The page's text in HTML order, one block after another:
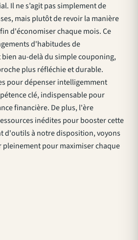
Il ne s’agit pas simplement de
mais plutôt de revoir la manière
d'économiser chaque mois. Ce
d'habitudes de
au-delà du simple couponing,
plus réfléchie et durable.
pour dépenser intelligemment
clé, indispensable pour
financière. De plus, l'ère
inédites pour booster cette
d'outils à notre disposition, voyons
pour maximiser chaque